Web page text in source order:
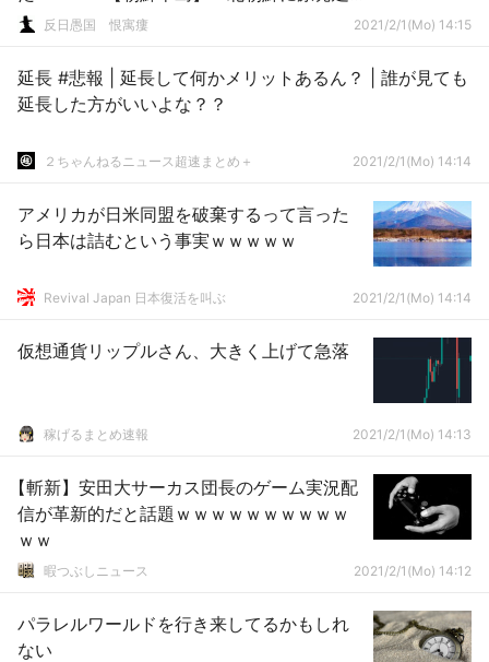
設？ 監査前日に削除された韓国産業通商
なら弾劾もの」
反日愚国 恨寓瘻 2021/2/1(Mo) 14:15
延長 #悲報 | 延長して何かメリットあるん？ | 誰が見ても
延長した方がいいよな？？
２ちゃんねるニュース超速まとめ＋ 2021/2/1(Mo) 14:14
アメリカが日米同盟を破棄するって言った
ら日本は詰むという事実ｗｗｗｗｗ
Revival Japan 日本復活を叫ぶ 2021/2/1(Mo) 14:14
仮想通貨リップルさん、大きく上げて急落
稼げるまとめ速報 2021/2/1(Mo) 14:13
【斬新】安田大サーカス団長のゲーム実況配
信が革新的だと話題ｗｗｗｗｗｗｗｗｗｗ
ｗｗ
暇つぶしニュース 2021/2/1(Mo) 14:12
パラレルワールドを行き来してるかもしれ
ない